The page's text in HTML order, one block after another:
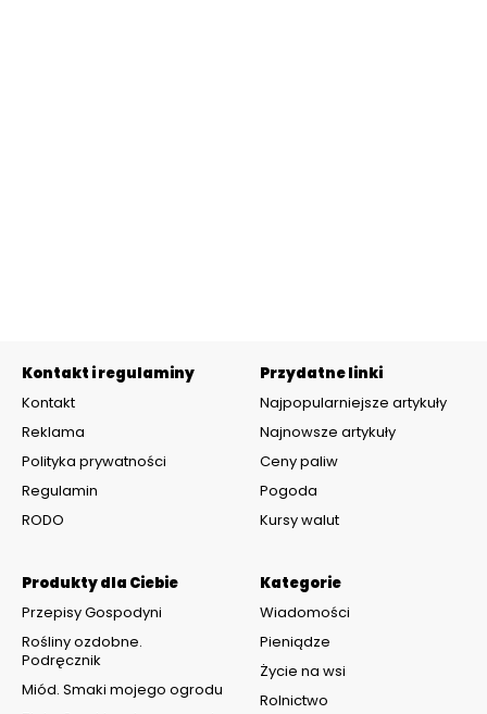
Kontakt i regulaminy
Kontakt
Reklama
Polityka prywatności
Regulamin
RODO
Kategorie
Wiadomości
Pieniądze
Życie na wsi
Rolnictwo
Produkty dla Ciebie
Przepisy Gospodyni
Rośliny ozdobne.
Podręcznik
Miód. Smaki mojego ogrodu
Przydatne linki
Najpopularniejsze artykuły
Najnowsze artykuły
Ceny paliw
Pogoda
Kursy walut